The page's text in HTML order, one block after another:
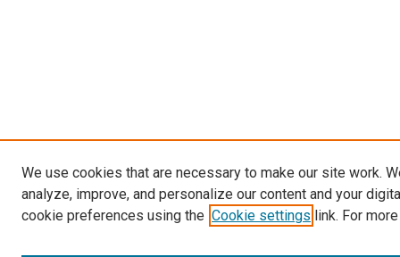
We use cookies that are necessary to make our site work.
analyze, improve, and personalize our content and your
cookie preferences using the Cookie settings link. For